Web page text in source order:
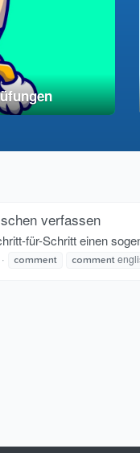
verfassen
für-Schritt einen
comment comment